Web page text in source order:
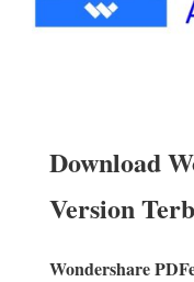
Download
Version
Wondershare